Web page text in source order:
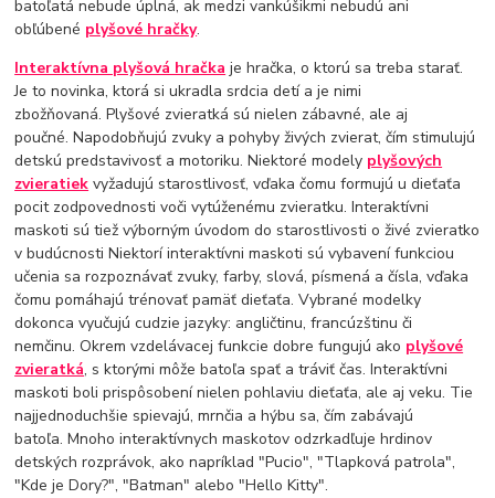
batoľatá nebude úplná, ak medzi vankúšikmi nebudú ani
obľúbené plyšové hračky.
Interaktívna plyšová hračka je hračka, o ktorú sa treba starať.
Je to novinka, ktorá si ukradla srdcia detí a je nimi
zbožňovaná. Plyšové zvieratká sú nielen zábavné, ale aj
poučné. Napodobňujú zvuky a pohyby živých zvierat, čím stimulujú
detskú predstavivosť a motoriku. Niektoré modely plyšových
zvieratiek vyžadujú starostlivosť, vďaka čomu formujú u dieťaťa
pocit zodpovednosti voči vytúženému zvieratku. Interaktívni
maskoti sú tiež výborným úvodom do starostlivosti o živé zvieratko
v budúcnosti Niektorí interaktívni maskoti sú vybavení funkciou
učenia sa rozpoznávať zvuky, farby, slová, písmená a čísla, vďaka
čomu pomáhajú trénovať pamäť dieťaťa. Vybrané modelky
dokonca vyučujú cudzie jazyky: angličtinu, francúzštinu či
nemčinu. Okrem vzdelávacej funkcie dobre fungujú ako plyšové
zvieratká, s ktorými môže batoľa spať a tráviť čas. Interaktívni
maskoti boli prispôsobení nielen pohlaviu dieťaťa, ale aj veku. Tie
najjednoduchšie spievajú, mrnčia a hýbu sa, čím zabávajú
batoľa. Mnoho interaktívnych maskotov odzrkadľuje hrdinov
detských rozprávok, ako napríklad "Pucio", "Tlapková patrola",
"Kde je Dory?", "Batman" alebo "Hello Kitty".